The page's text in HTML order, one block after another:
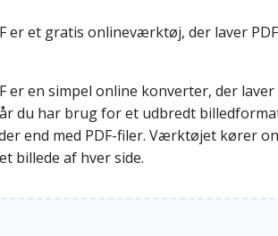
er et gratis onlineværktøj, der laver
er en simpel online konverter, der
du har brug for et udbredt
end med PDF-filer. Værktøjet kører
billede af hver side.